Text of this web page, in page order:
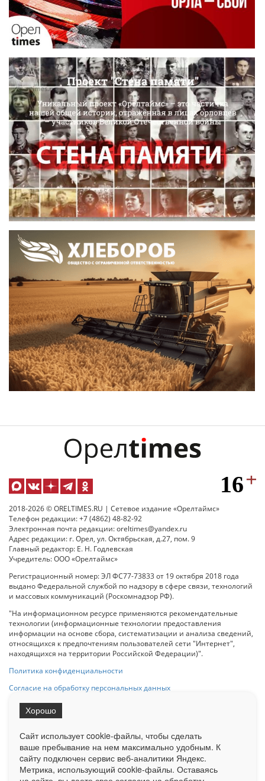
2018-2026 © ORELTIMES.RU | Сетевое издание «Орелтаймс»
Телефон редакции: +7 (4862) 48-82-92
Электронная почта редакции: oreltimes@yandex.ru
Адрес редакции: г. Орел, ул. Октябрьская, д.27, пом. 9
Главный редактор: Е. Н. Годлевская
Учредитель: ООО «Орелтаймс»
Регистрационный номер: ЭЛ ФС77-73833 от 19 октября 2018 года
выдано Федеральной службой по надзору в сфере связи, технологий
и массовых коммуникаций (Роскомнадзор РФ).
"На информационном ресурсе применяются рекомендательные
технологии (информационные технологии предоставления
информации на основе сбора, систематизации и анализа сведений,
относящихся к предпочтениям пользователей сети "Интернет",
находящихся на территории Российской Федерации)".
Политика конфиденциальности
Согласие на обработку персональных данных
на Сетевое издание «ОрелТаймс» обязательна.
Ограниченная статистика посещаемости доступна на сайте
Liveinternet.ru . Подробная статистика для рекламодателей по запросу
Сайт использует cookie-файлы, чтобы сделать
ваше пребывание на нем максимально удобным. К
cайту подключен сервис веб-аналитики Яндекс.
Метрика, использующий cookie-файлы. Оставаясь
Хорошо